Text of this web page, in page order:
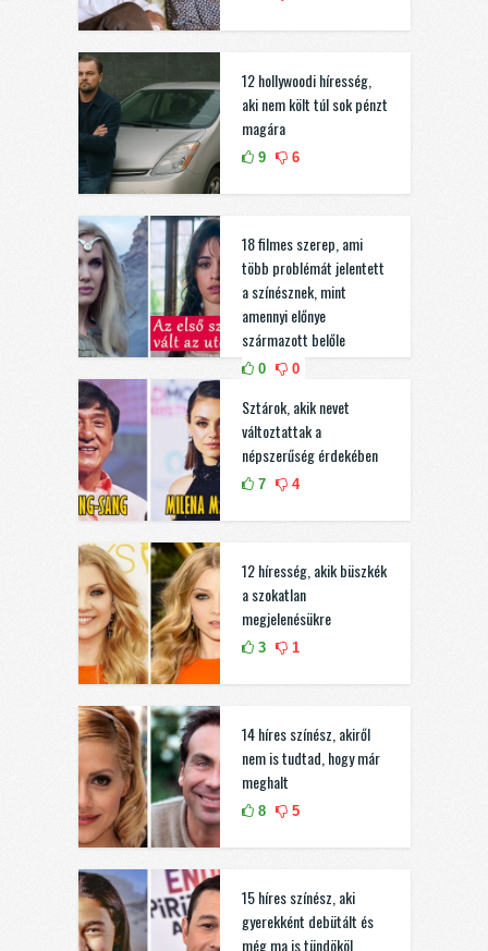
12 hollywoodi híresség,
aki nem költ túl sok pénzt
magára
9 6
18 filmes szerep, ami
több problémát jelentett
a színésznek, mint
amennyi előnye
származott belőle
0 0
Sztárok, akik nevet
változtattak a
népszerűség érdekében
7 4
12 híresség, akik büszkék
a szokatlan
megjelenésükre
3 1
14 híres színész, akiről
nem is tudtad, hogy már
meghalt
8 5
15 híres színész, aki
gyerekként debütált és
még ma is tündököl